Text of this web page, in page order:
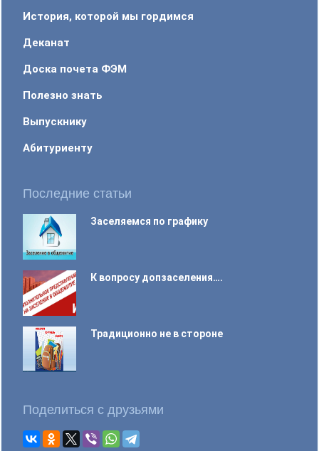
История, которой мы гордимся
Деканат
Доска почета ФЭМ
Полезно знать
Выпускнику
Абитуриенту
Последние статьи
Заселяемся по графику
К вопросу допзаселения….
Традиционно не в стороне
Поделиться с друзьями